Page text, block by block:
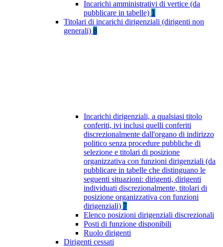
Incarichi amministrativi di vertice (da
pubblicare in tabelle) 1
Titolari di incarichi dirigenziali (dirigenti non
generali) 8
Incarichi dirigenziali, a qualsiasi titolo
conferiti, ivi inclusi quelli conferiti
discrezionalmente dall'organo di indirizzo
politico senza procedure pubbliche di
selezione e titolari di posizione
organizzativa con funzioni dirigenziali (da
pubblicare in tabelle che distinguano le
seguenti situazioni: dirigenti, dirigenti
individuati discrezionalmente, titolari di
posizione organizzativa con funzioni
dirigenziali) 7
Elenco posizioni dirigenziali discrezionali
Posti di funzione disponibili
Ruolo dirigenti
Dirigenti cessati